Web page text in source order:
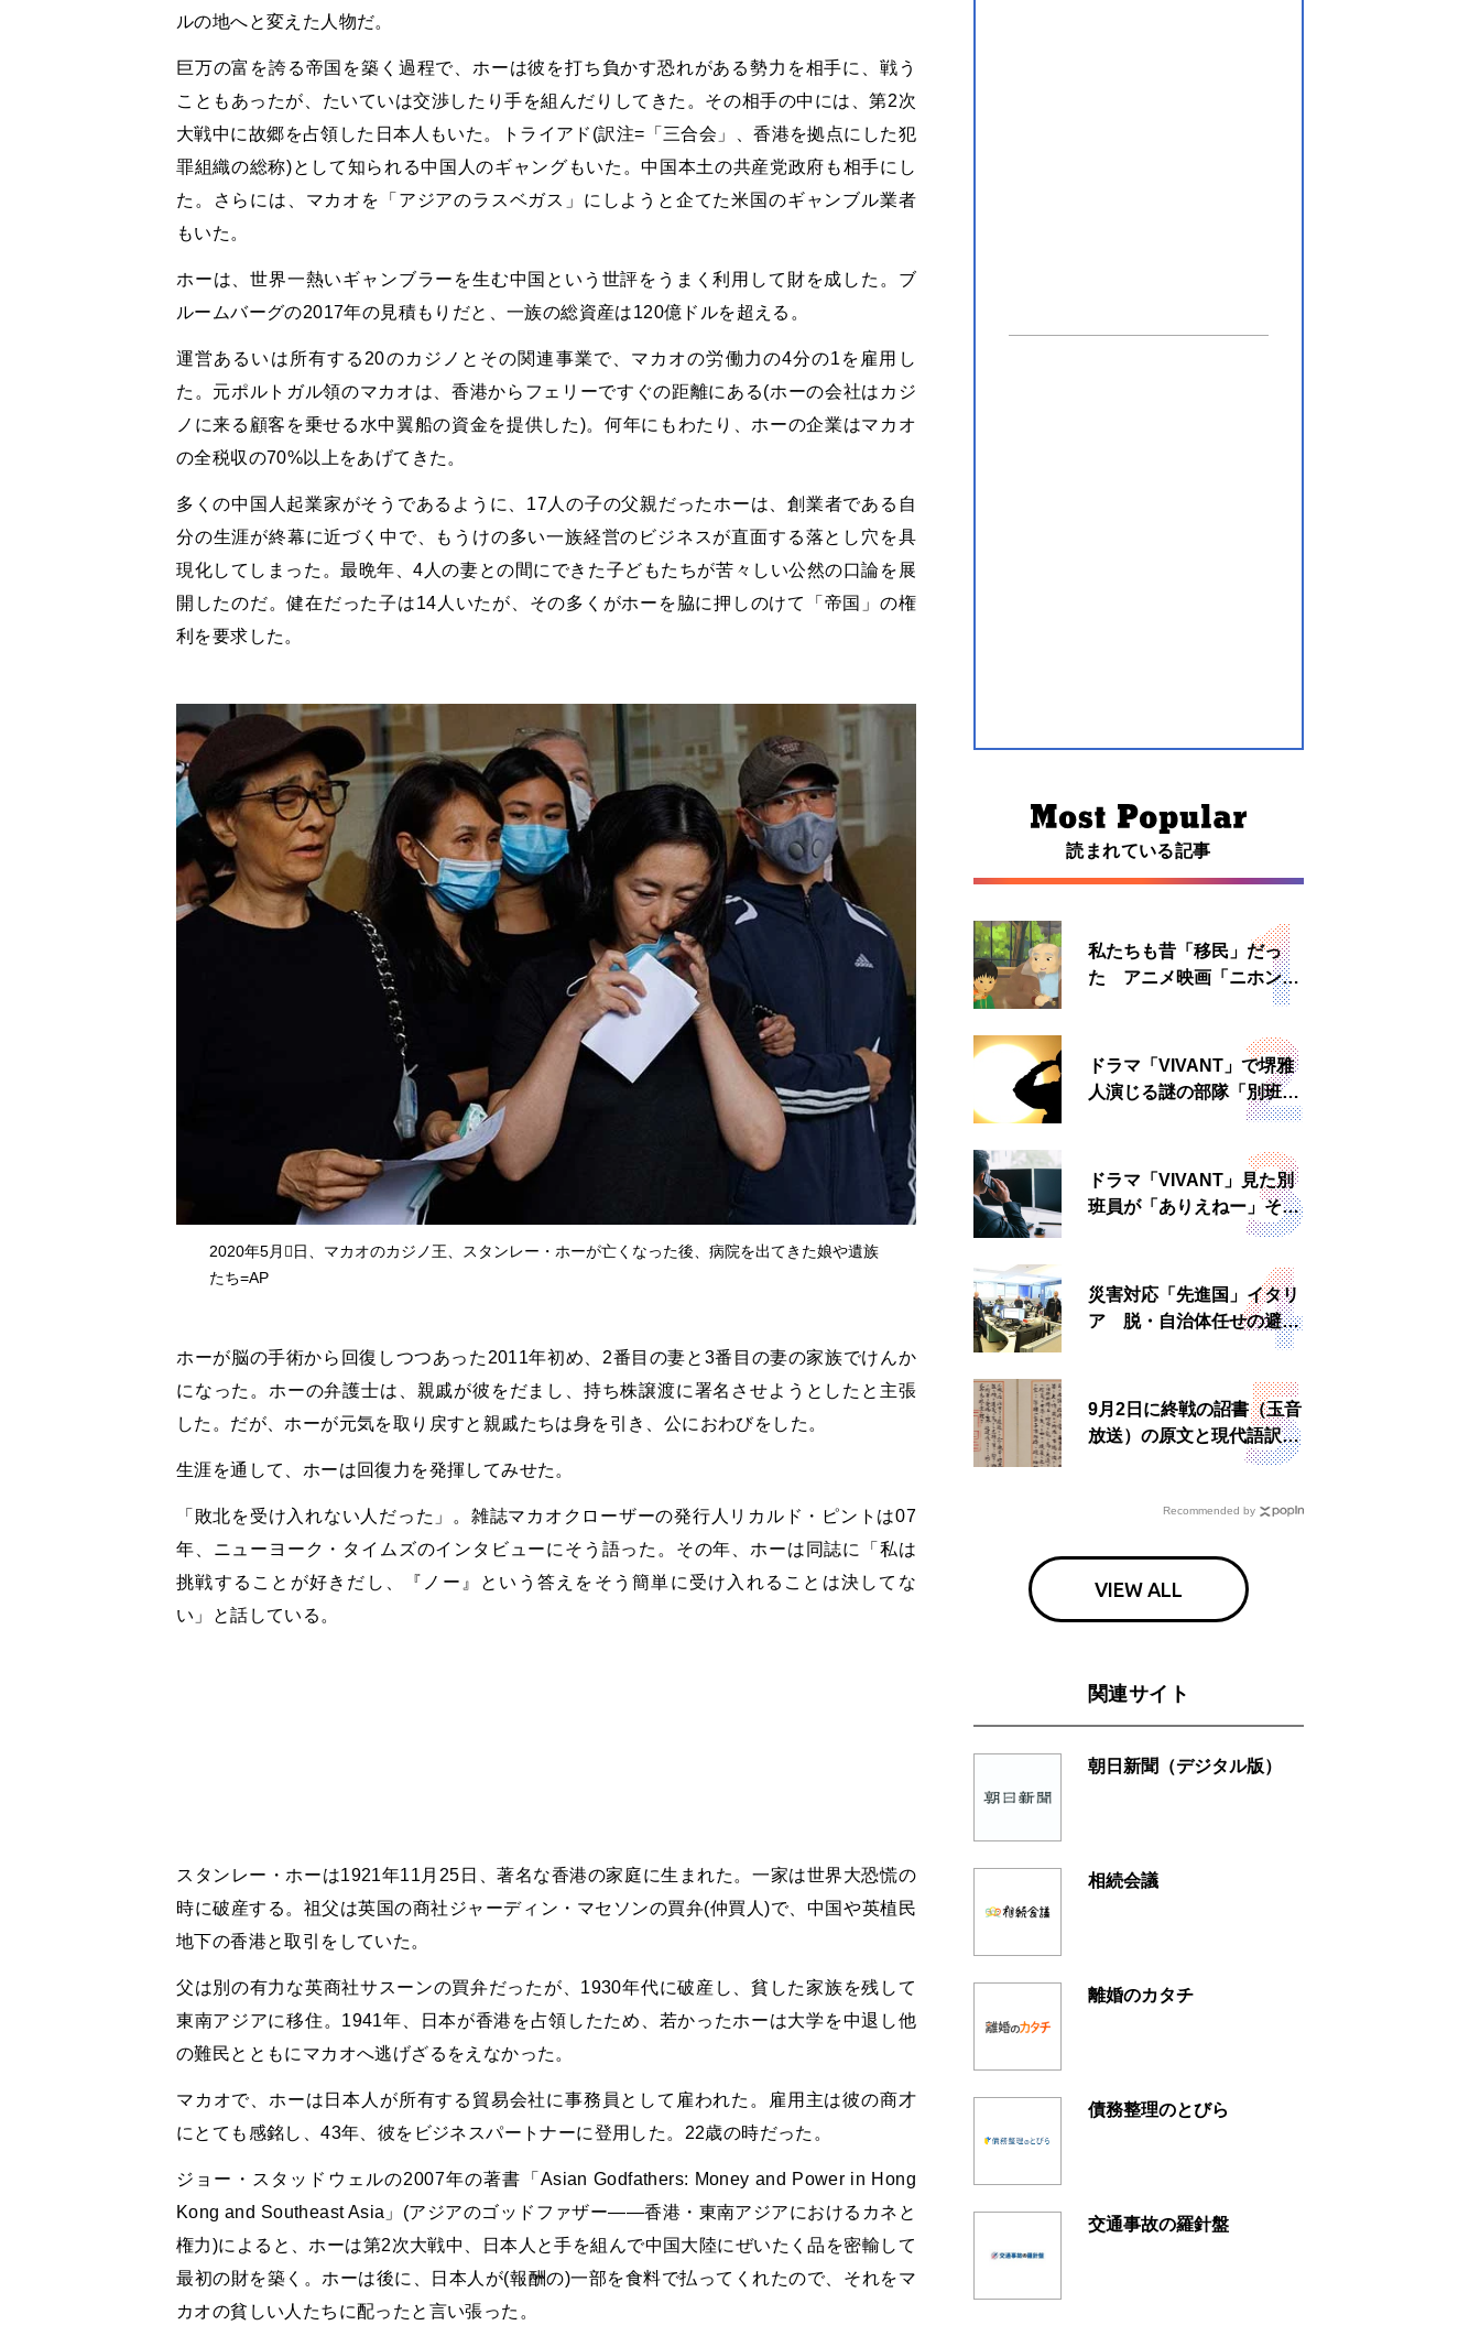
ルの地へと変えた人物だ。
巨万の富を誇る帝国を築く過程で、ホーは彼を打ち負かす恐れがある勢力を相手に、戦う
こともあったが、たいていは交渉したり手を組んだりしてきた。その相手の中には、第2次
大戦中に故郷を占領した日本人もいた。トライアド(訳注=「三合会」、香港を拠点にした犯
罪組織の総称)として知られる中国人のギャングもいた。中国本土の共産党政府も相手にし
た。さらには、マカオを「アジアのラスベガス」にしようと企てた米国のギャンブル業者
もいた。
ホーは、世界一熱いギャンブラーを生む中国という世評をうまく利用して財を成した。ブ
ルームバーグの2017年の見積もりだと、一族の総資産は120億ドルを超える。
運営あるいは所有する20のカジノとその関連事業で、マカオの労働力の4分の1を雇用し
た。元ポルトガル領のマカオは、香港からフェリーですぐの距離にある(ホーの会社はカジ
ノに来る顧客を乗せる水中翼船の資金を提供した)。何年にもわたり、ホーの企業はマカオ
の全税収の70%以上をあげてきた。
多くの中国人起業家がそうであるように、17人の子の父親だったホーは、創業者である自
分の生涯が終幕に近づく中で、もうけの多い一族経営のビジネスが直面する落とし穴を具
現化してしまった。最晩年、4人の妻との間にできた子どもたちが苦々しい公然の口論を展
開したのだ。健在だった子は14人いたが、その多くがホーを脇に押しのけて「帝国」の権
利を要求した。
2020年5月日、マカオのカジノ王、スタンレー・ホーが亡くなった後、病院を出てきた娘や遺族
たち=AP
ホーが脳の手術から回復しつつあった2011年初め、2番目の妻と3番目の妻の家族でけんか
になった。ホーの弁護士は、親戚が彼をだまし、持ち株譲渡に署名させようとしたと主張
した。だが、ホーが元気を取り戻すと親戚たちは身を引き、公におわびをした。
生涯を通して、ホーは回復力を発揮してみせた。
「敗北を受け入れない人だった」。雑誌マカオクローザーの発行人リカルド・ピントは07
年、ニューヨーク・タイムズのインタビューにそう語った。その年、ホーは同誌に「私は
挑戦することが好きだし、『ノー』という答えをそう簡単に受け入れることは決してな
い」と話している。
スタンレー・ホーは1921年11月25日、著名な香港の家庭に生まれた。一家は世界大恐慌の
時に破産する。祖父は英国の商社ジャーディン・マセソンの買弁(仲買人)で、中国や英植民
地下の香港と取引をしていた。
父は別の有力な英商社サスーンの買弁だったが、1930年代に破産し、貧した家族を残して
東南アジアに移住。1941年、日本が香港を占領したため、若かったホーは大学を中退し他
の難民とともにマカオへ逃げざるをえなかった。
マカオで、ホーは日本人が所有する貿易会社に事務員として雇われた。雇用主は彼の商才
にとても感銘し、43年、彼をビジネスパートナーに登用した。22歳の時だった。
ジョー・スタッドウェルの2007年の著書「Asian Godfathers: Money and Power in Hong
Kong and Southeast Asia」(アジアのゴッドファザー――香港・東南アジアにおけるカネと
権力)によると、ホーは第2次大戦中、日本人と手を組んで中国大陸にぜいたく品を密輸して
最初の財を築く。ホーは後に、日本人が(報酬の)一部を食料で払ってくれたので、それをマ
カオの貧しい人たちに配ったと言い張った。
読まれている記事
私たちも昔「移民」だっ
た アニメ映画「ニホンジ
ドラマ「VIVANT」で堺雅
人演じる謎の部隊「別班」
は実在する？内情知る人物
ドラマ「VIVANT」見た別
班員が「ありえねー」その
理由とは 非公然組織ゆえ
災害対応「先進国」イタリ
ア 脱・自治体任せの避難
所運営、被災者への温かい
9月2日に終戦の詔書（玉音
放送）の原文と現代語訳を
読む もう一つの「終戦の
Recommended by
VIEW ALL
関連サイト
朝日新聞（デジタル版）
相続会議
離婚のカタチ
債務整理のとびら
交通事故の羅針盤